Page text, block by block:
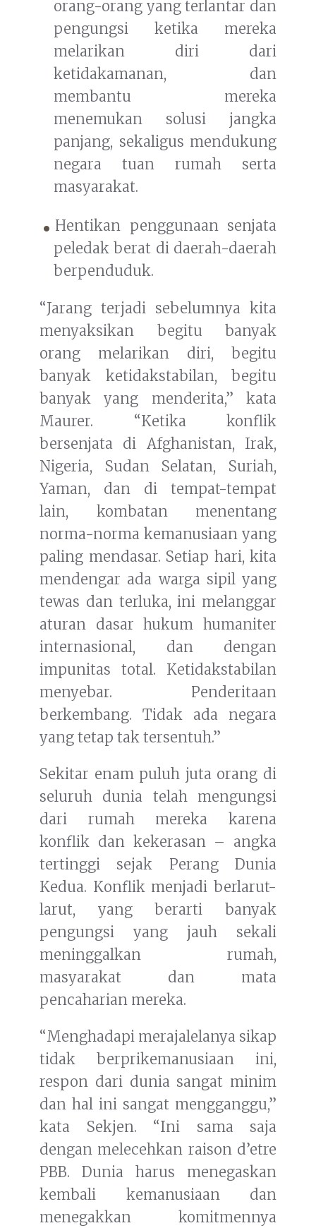
orang-orang yang terlantar dan
pengungsi ketika mereka
melarikan diri dari
ketidakamanan, dan
membantu mereka
menemukan solusi jangka
panjang, sekaligus mendukung
negara tuan rumah serta
masyarakat.
Hentikan penggunaan senjata
peledak berat di daerah-daerah
berpenduduk.
“Jarang terjadi sebelumnya kita
menyaksikan begitu banyak
orang melarikan diri, begitu
banyak ketidakstabilan, begitu
banyak yang menderita,” kata
Maurer. “Ketika konflik
bersenjata di Afghanistan, Irak,
Nigeria, Sudan Selatan, Suriah,
Yaman, dan di tempat-tempat
lain, kombatan menentang
norma-norma kemanusiaan yang
paling mendasar. Setiap hari, kita
mendengar ada warga sipil yang
tewas dan terluka, ini melanggar
aturan dasar hukum humaniter
internasional, dan dengan
impunitas total. Ketidakstabilan
menyebar. Penderitaan
berkembang. Tidak ada negara
yang tetap tak tersentuh.”
Sekitar enam puluh juta orang di
seluruh dunia telah mengungsi
dari rumah mereka karena
konflik dan kekerasan – angka
tertinggi sejak Perang Dunia
Kedua. Konflik menjadi berlarut-
larut, yang berarti banyak
pengungsi yang jauh sekali
meninggalkan rumah,
masyarakat dan mata
pencaharian mereka.
“Menghadapi merajalelanya sikap
tidak berprikemanusiaan ini,
respon dari dunia sangat minim
dan hal ini sangat mengganggu,”
kata Sekjen. “Ini sama saja
dengan melecehkan raison d’etre
PBB. Dunia harus menegaskan
kembali kemanusiaan dan
menegakkan komitmennya